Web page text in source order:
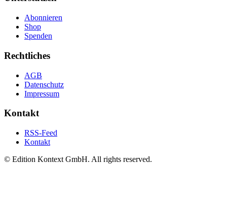
Abonnieren
Shop
Spenden
Rechtliches
AGB
Datenschutz
Impressum
Kontakt
RSS-Feed
Kontakt
© Edition Kontext GmbH. All rights reserved.